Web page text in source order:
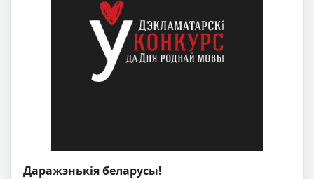
Даражэнькія беларусы!